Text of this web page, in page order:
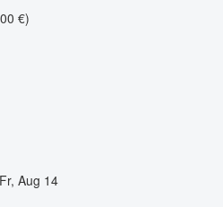
€)
Aug 14